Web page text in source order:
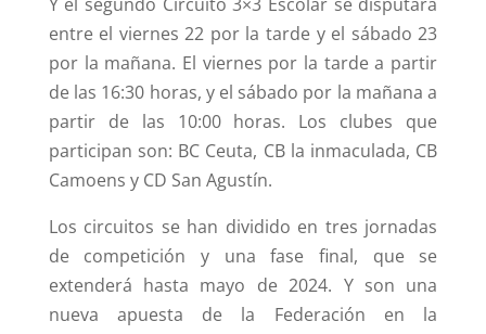
entre el viernes 22 por la tarde y el sábado 23
por la mañana. El viernes por la tarde a partir
de las 16:30 horas, y el sábado por la mañana a
partir de las 10:00 horas. Los clubes que
participan son: BC Ceuta, CB la inmaculada, CB
Camoens y CD San Agustín.
Los circuitos se han dividido en tres jornadas
de competición y una fase final, que se
extenderá hasta mayo de 2024. Y son una
nueva apuesta de la Federación en la